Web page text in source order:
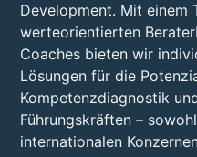
Development. Mit einem
werteorientierten
Coaches bieten wir
Lösungen für die
Kompetenzdiagnostik
Führungskräften –
internationalen